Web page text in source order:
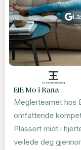
EIE Mo i Rana
Meglerteamet hos
omfattende
Plassert midt i
veilede deg